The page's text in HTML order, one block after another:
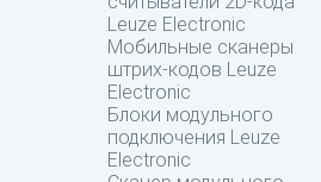
Leuze Electronic
Мобильные сканеры
штрих-кодов Leuze
Electronic
Блоки модульного
подключения Leuze
Electronic